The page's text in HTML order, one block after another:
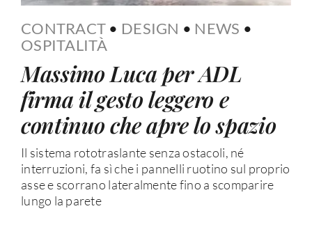
CONTRACT • DESIGN • NEWS •
OSPITALITÀ
Massimo Luca per ADL
firma il gesto leggero e
continuo che apre lo spazio
Il sistema rototraslante senza ostacoli, né
interruzioni, fa sì che i pannelli ruotino sul proprio
asse e scorrano lateralmente fino a scomparire
lungo la parete